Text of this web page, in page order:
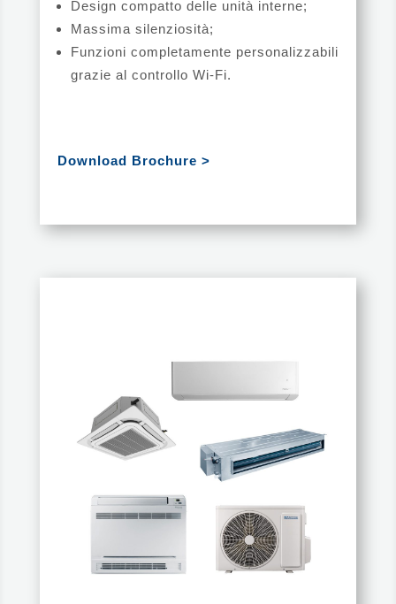
Design compatto delle unità interne;
Massima silenziosità;
Funzioni completamente personalizzabili
grazie al controllo Wi-Fi.
Download Brochure >